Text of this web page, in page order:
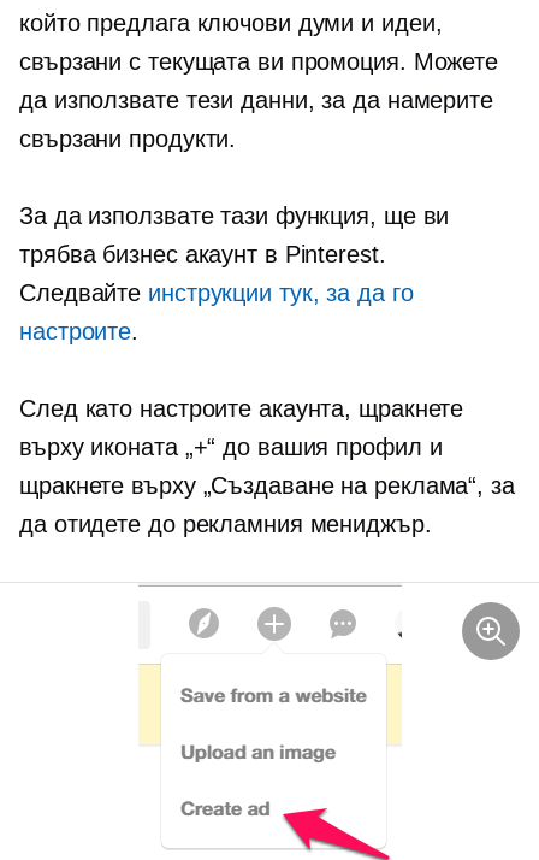
който предлага ключови думи и идеи,
свързани с текущата ви промоция. Можете
да използвате тези данни, за да намерите
свързани продукти.
За да използвате тази функция, ще ви
трябва бизнес акаунт в Pinterest.
Следвайте инструкции тук, за да го
настроите.
След като настроите акаунта, щракнете
върху иконата „+“ до вашия профил и
щракнете върху „Създаване на реклама“, за
да отидете до рекламния мениджър.